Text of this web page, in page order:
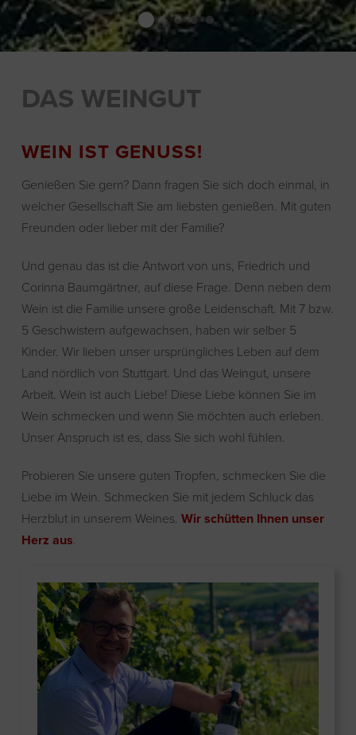
1 2 3 4
DAS WEINGUT
WEIN IST GENUSS!
Genießen Sie gern? Dann fragen Sie sich doch einmal, in
welcher Gesellschaft Sie am liebsten genießen. Mit guten
Freunden oder lieber mit der Familie?
Und genau das ist die Antwort von uns, Friedrich und
Corinna Baumgärtner, auf diese Frage. Denn neben dem
Wein ist die Familie unsere große Leidenschaft. Mit 7 bzw.
5 Geschwistern aufgewachsen, haben wir selber 5
Kinder. Wir lieben unser ursprüngliches Leben auf dem
Land nördlich von Stuttgart. Und das Weingut, unsere
Arbeit. Wein ist auch Liebe! Diese Liebe können Sie im
Wein schmecken und wenn Sie möchten auch erleben.
Unser Anspruch ist es, dass Sie sich wohl fühlen.
Probieren Sie unsere guten Tropfen, schmecken Sie die
Liebe im Wein. Schmecken Sie mit jedem Schluck das
Herzblut in unserem Weines. Wir schütten Ihnen unser
Herz aus.